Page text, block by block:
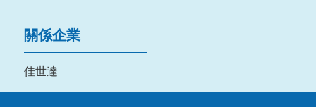
關係企業
佳世達